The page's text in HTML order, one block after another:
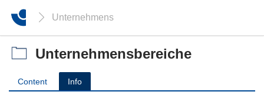
Unternehmensbereiche
Unternehmensbereiche
Content Info